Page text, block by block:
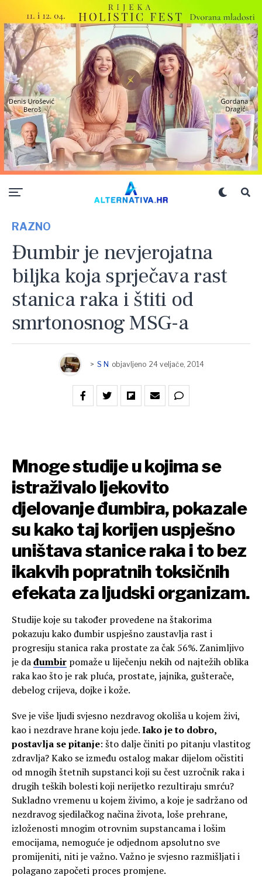
RAZNO
Đumbir je nevjerojatna
biljka koja sprječava rast
stanica raka i štiti od
smrtonosnog MSG-a
> S N objavljeno 24 veljače, 2014
Mnoge studije u kojima se
istraživalo ljekovito
djelovanje đumbira, pokazale
su kako taj korijen uspješno
uništava stanice raka i to bez
ikakvih popratnih toksičnih
efekata za ljudski organizam.
Studije koje su također provedene na štakorima
pokazuju kako đumbir uspješno zaustavlja rast i
progresiju stanica raka prostate za čak 56%. Zanimljivo
je dađumbir pomaže u liječenju nekih od najtežih oblika
raka kao što je rak pluća, prostate, jajnika, gušterače,
debelog crijeva, dojke i kože.
Sve je više ljudi svjesno nezdravog okoliša u kojem živi,
kao i nezdrave hrane koju jede.Iako je to dobro,
postavlja se pitanje: što dalje činiti po pitanju vlastitog
zdravlja? Kako se između ostalog makar dijelom očistiti
od mnogih štetnih supstanci koji su čest uzročnik raka i
drugih teških bolesti koji nerijetko rezultiraju smrću?
Sukladno vremenu u kojem živimo, a koje je sadržano od
nezdravog sjedilačkog načina života, loše prehrane,
izloženosti mnogim otrovnim supstancama i lošim
emocijama, nemoguće je odjednom apsolutno sve
promijeniti, niti je važno. Važno je svjesno razmišljati i
polagano započeti proces promjene.